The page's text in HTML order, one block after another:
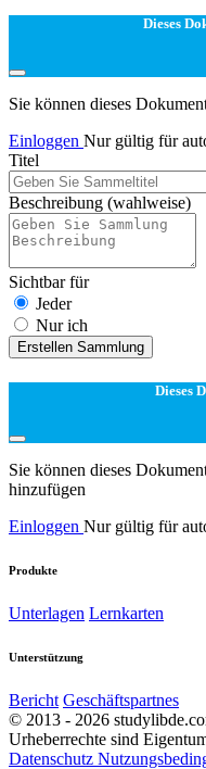
Dieses
Sie können dieses
Einloggen Nur gültig für
Titel
Beschreibung (wahlweise)
Sichtbar für
Jeder
Nur ich
Erstellen Sammlung
Dieses
Sie können dieses
hinzufügen
Einloggen Nur gültig für
Produkte
Unterlagen Lernkarten
Unterstützung
Bericht Geschäftspartnes
© 2013 - 2026
Urheberrechte sind
Datenschutz